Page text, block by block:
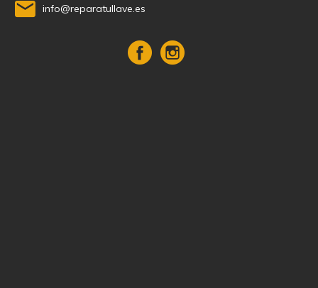
info@reparatullave.es